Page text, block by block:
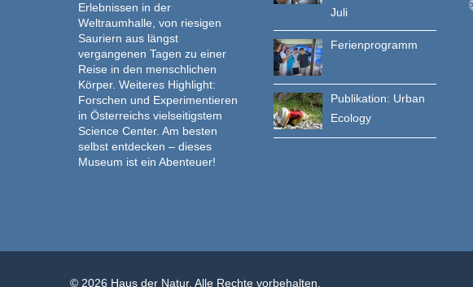
Erlebnissen in der
Weltraumhalle, von riesigen
Sauriern aus längst
vergangenen Tagen zu einer
Reise in den menschlichen
Körper. Weiteres Highlight:
Forschen und Experimentieren
in Österreichs vielseitigstem
Science Center. Am besten
selbst entdecken – dieses
Museum ist ein Abenteuer!
Juli
Ferienprogramm
Publikation: Urban
Ecology
© 2026 Haus der Natur. Alle Rechte vorbehalten.